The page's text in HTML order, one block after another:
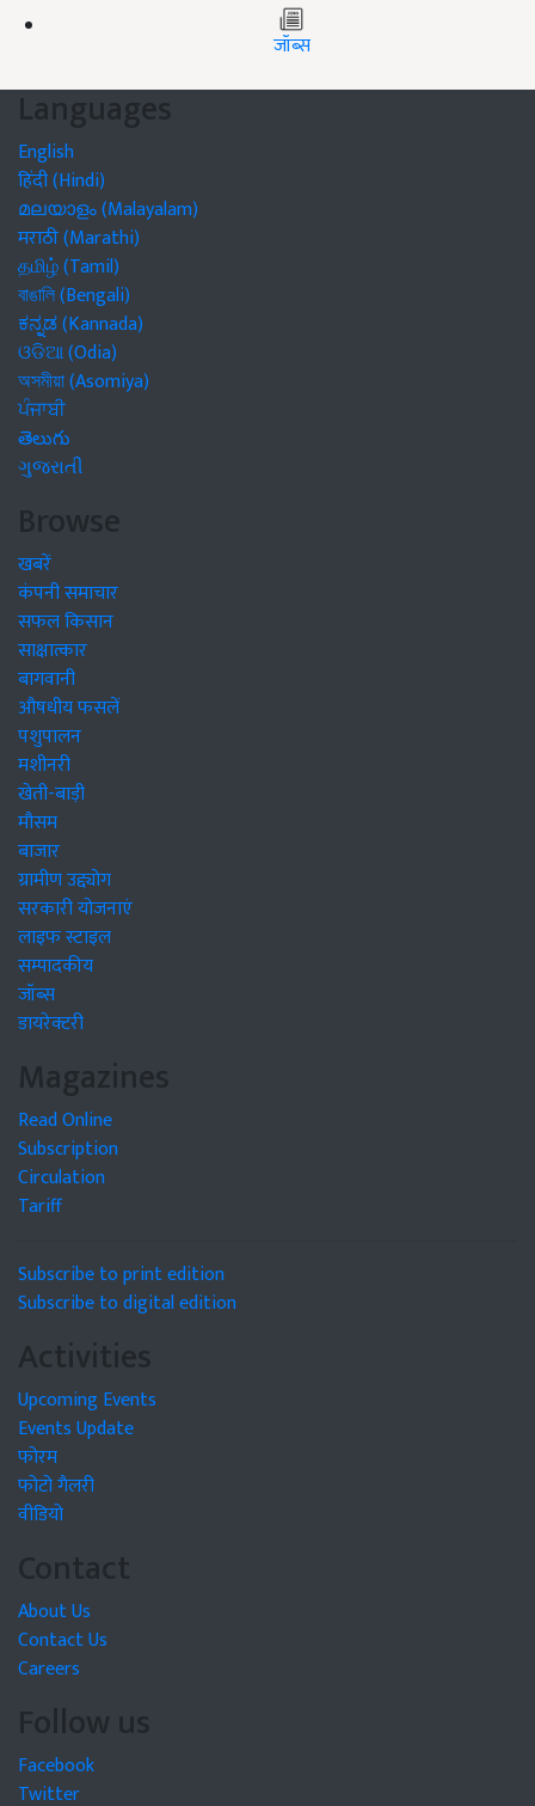
जॉब्स
Languages
English
हिंदी (Hindi)
മലയാളം (Malayalam)
मराठी (Marathi)
தமிழ் (Tamil)
বাঙালি (Bengali)
ಕನ್ನಡ (Kannada)
ଓଡିଆ (Odia)
অসমীয়া (Asomiya)
ਪੰਜਾਬੀ
తెలుగు
ગુજરાતી
Browse
खबरें
कंपनी समाचार
सफल किसान
साक्षात्कार
बागवानी
औषधीय फसलें
पशुपालन
मशीनरी
खेती-बाड़ी
मौसम
बाजार
ग्रामीण उद्द्योग
सरकारी योजनाएं
लाइफ स्टाइल
सम्पादकीय
जॉब्स
डायरेक्टरी
Magazines
Read Online
Subscription
Circulation
Tariff
Subscribe to print edition
Subscribe to digital edition
Activities
Upcoming Events
Events Update
फोरम
फोटो गैलरी
वीडियो
Contact
About Us
Contact Us
Careers
Follow us
Facebook
Twitter